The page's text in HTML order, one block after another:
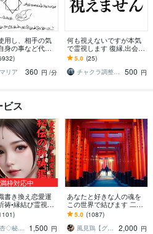
用し、相手の気
身の事など代弁
手の本音を知り
身の事を知りた
リア
360 円 /分
何も視えないですが本気
で霊視します 復縁,出会い,
片想い,金運,子育て,人間関
係どれも視えません
5.0 (25)
チャクラ調整師 天宮まこと
500 円
ス
満枠対応中
書き換え恋愛運
祷•縁結び霊視し
の祈祷で思念伝
縁結び祈祷、恋
せ体質に
紫龍杏◇秘伝の縁結び祈祷師
1,500 円
あなたと好きな人の魂を
この世界で結びます 二人
の魂を統合させて縁を結
ぶ恋愛グラウンディング
です
5.0 (1087)
風見鶏【グラウンディング・ヒーリング】
2,000 円